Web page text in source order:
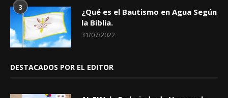
3
¿Qué es el Bautismo en Agua Según
la Biblia.
31/07/2022
DESTACADOS POR EL EDITOR